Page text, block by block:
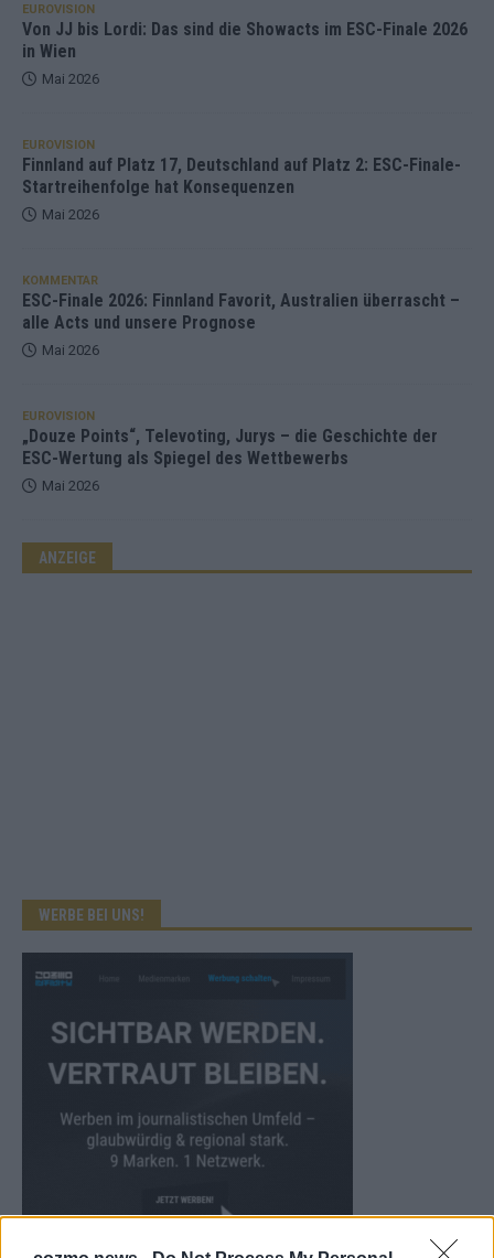
EUROVISION
Von JJ bis Lordi: Das sind die Showacts im ESC-Finale 2026
in Wien
Mai 2026
EUROVISION
Finnland auf Platz 17, Deutschland auf Platz 2: ESC-Finale-
Startreihenfolge hat Konsequenzen
Mai 2026
KOMMENTAR
ESC-Finale 2026: Finnland Favorit, Australien überrascht –
alle Acts und unsere Prognose
Mai 2026
EUROVISION
„Douze Points“, Televoting, Jurys – die Geschichte der
ESC-Wertung als Spiegel des Wettbewerbs
Mai 2026
ANZEIGE
WERBE BEI UNS!